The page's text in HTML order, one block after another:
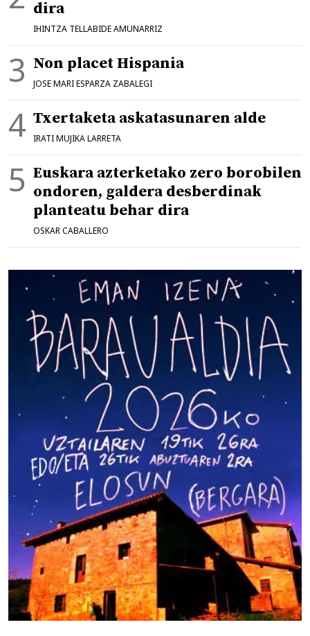
dira
IHINTZA TELLABIDE AMUNARRIZ
Non placet Hispania
JOSE MARI ESPARZA ZABALEGI
Txertaketa askatasunaren alde
IRATI MUJIKA LARRETA
Euskara azterketako zero borobilen
ondoren, galdera desberdinak
planteatu behar dira
OSKAR CABALLERO